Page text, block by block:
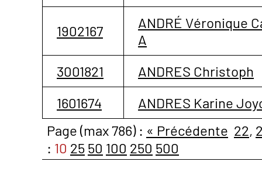
1902167
ANDRÉ Véronique
A
3001821
ANDRES Christoph
1601674
ANDRES Karine
Page (max 786) : « Précédente 22,
: 10 25 50 100 250 500